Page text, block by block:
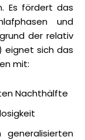
Es fördert das
und
der relativ
eignet sich das
mit:
Nachthälfte